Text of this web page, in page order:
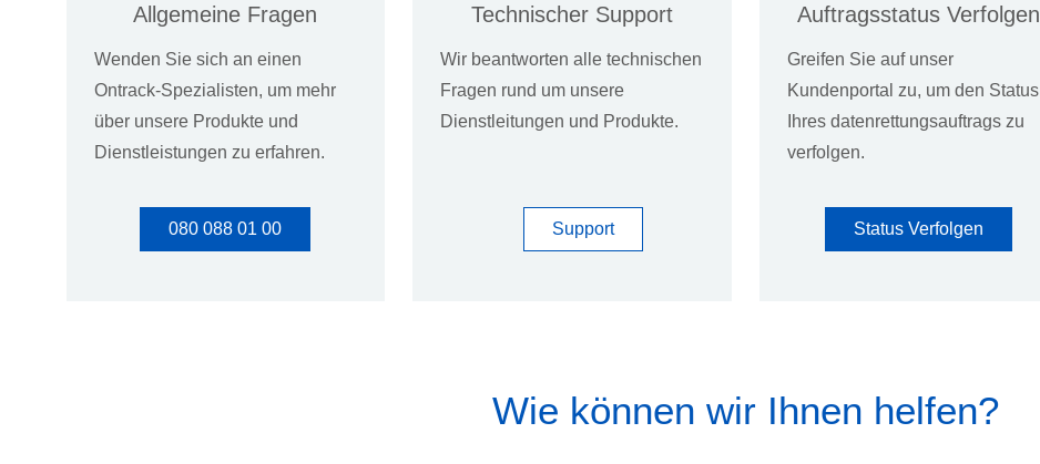
Allgemeine Fragen
Wenden Sie sich an einen
Ontrack-Spezialisten, um mehr
über unsere Produkte und
Dienstleistungen zu erfahren.
080 088 01 00
Technischer Support
Wir beantworten alle technischen
Fragen rund um unsere
Dienstleitungen und Produkte.
Support
Auftragsstatus Verfolgen
Greifen Sie auf unser
Kundenportal zu, um den Status
Ihres datenrettungsauftrags zu
verfolgen.
Status Verfolgen
Wie können wir Ihnen helfen?